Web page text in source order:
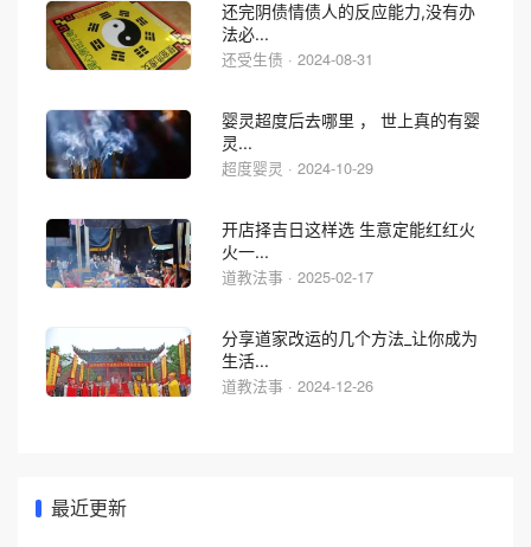
还完阴债情债人的反应能力,没有办
法必...
还受生债 · 2024-08-31
婴灵超度后去哪里 ， 世上真的有婴
灵...
超度婴灵 · 2024-10-29
开店择吉日这样选 生意定能红红火
火一...
道教法事 · 2025-02-17
分享道家改运的几个方法_让你成为
生活...
道教法事 · 2024-12-26
最近更新